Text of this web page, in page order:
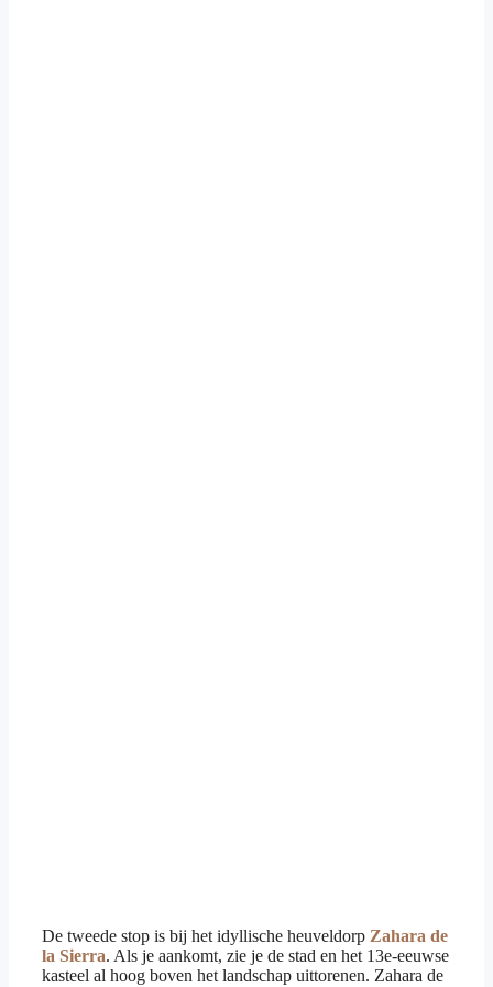
De tweede stop is bij het idyllische heuveldorp Zahara de
la Sierra. Als je aankomt, zie je de stad en het 13e-eeuwse
kasteel al hoog boven het landschap uittorenen. Zahara de